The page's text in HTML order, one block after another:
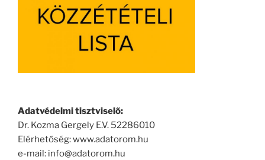
Adatvédelmi tisztviselő:
Dr. Kozma Gergely E.V. 52286010
Elérhetőség: www.adatorom.hu
e-mail: info@adatorom.hu